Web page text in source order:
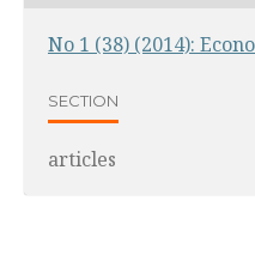
No 1 (38) (2014):
SECTION
articles